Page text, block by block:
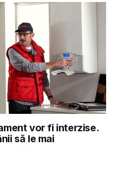
vor fi interzise.
să le mai